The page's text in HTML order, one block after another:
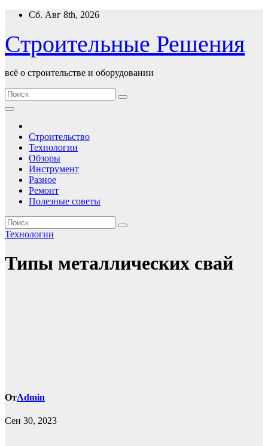
Перейти
содержимому
Сб. Авг 8th, 2026
Строительные Решения
всё о строительстве и оборудовании
Строительство
Технологии
Обзоры
Инструмент
Разное
Ремонт
Полезные советы
Технологии
Типы металлических свай
ОтAdmin
Сен 30, 2023